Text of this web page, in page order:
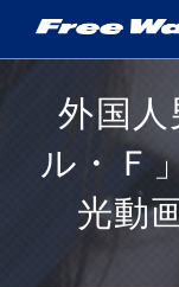
外国
ル・Ｆ
光動